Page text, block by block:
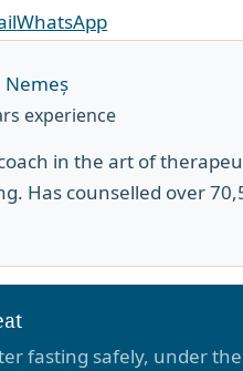
WhatsApp
Nemeș
experience
in the art of
Has counselled over
fasting safely, under the